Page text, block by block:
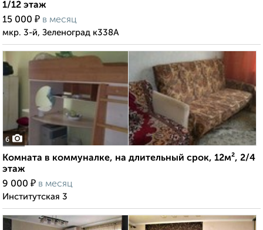
1/12 этаж
15 000 ₽ в месяц
мкр. 3-й, Зеленоград к338А
6
Комната в коммуналке, на длительный срок, 12м², 2/4
этаж
9 000 ₽ в месяц
Институтская 3